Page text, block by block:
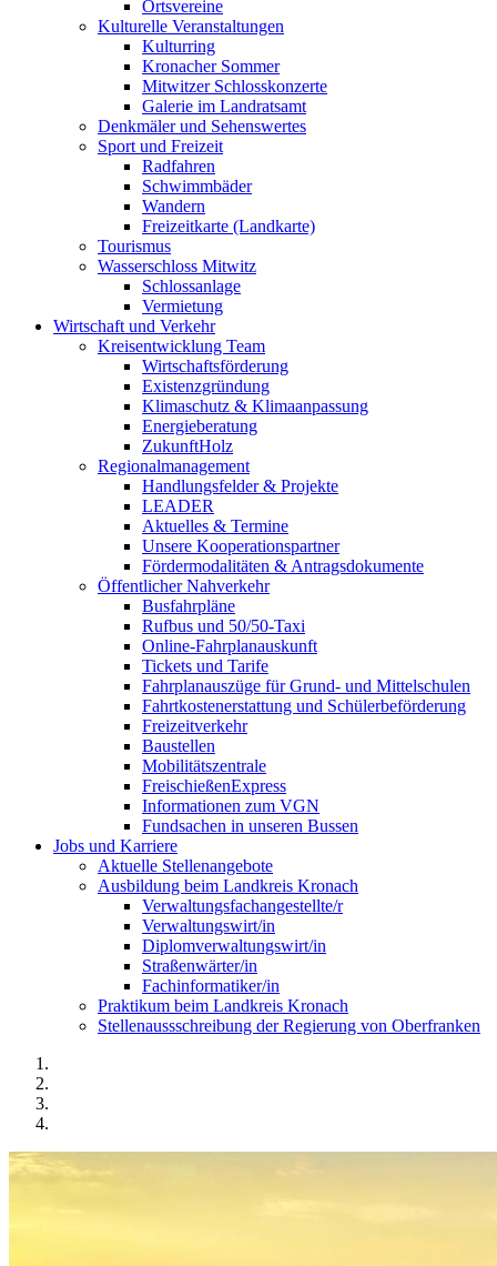
Ortsvereine
Kulturelle Veranstaltungen
Kulturring
Kronacher Sommer
Mitwitzer Schlosskonzerte
Galerie im Landratsamt
Denkmäler und Sehenswertes
Sport und Freizeit
Radfahren
Schwimmbäder
Wandern
Freizeitkarte (Landkarte)
Tourismus
Wasserschloss Mitwitz
Schlossanlage
Vermietung
Wirtschaft und Verkehr
Kreisentwicklung Team
Wirtschaftsförderung
Existenzgründung
Klimaschutz & Klimaanpassung
Energieberatung
ZukunftHolz
Regionalmanagement
Handlungsfelder & Projekte
LEADER
Aktuelles & Termine
Unsere Kooperationspartner
Fördermodalitäten & Antragsdokumente
Öffentlicher Nahverkehr
Busfahrpläne
Rufbus und 50/50-Taxi
Online-Fahrplanauskunft
Tickets und Tarife
Fahrplanauszüge für Grund- und Mittelschulen
Fahrtkostenerstattung und Schülerbeförderung
Freizeitverkehr
Baustellen
Mobilitätszentrale
FreischießenExpress
Informationen zum VGN
Fundsachen in unseren Bussen
Jobs und Karriere
Aktuelle Stellenangebote
Ausbildung beim Landkreis Kronach
Verwaltungsfachangestellte/r
Verwaltungswirt/in
Diplomverwaltungswirt/in
Straßenwärter/in
Fachinformatiker/in
Praktikum beim Landkreis Kronach
Stellenaussschreibung der Regierung von Oberfranken